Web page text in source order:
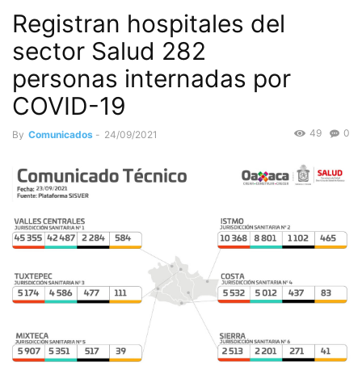
Sociedad
Registran hospitales del
sector Salud 282
personas internadas por
COVID-19
By Comunicados - 24/09/2021 0
49